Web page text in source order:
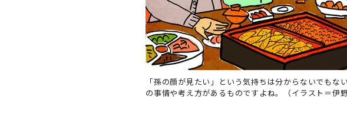
「孫の顔が見たい」という気持ちは分からないでもな
の事情や考え方があるものですよね。（イラスト＝伊野